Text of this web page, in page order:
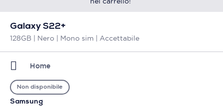
Galaxy S22+
128GB | Nero | Mono sim | Accettabile
Home
Samsung
Non disponibile